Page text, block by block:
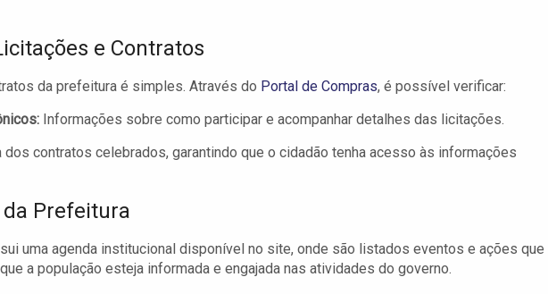
e Contratos
da prefeitura é simples. Através do Portal de Compras, é possível verificar:
Informações sobre como participar e acompanhar detalhes das licitações.
dos contratos celebrados, garantindo que o cidadão tenha acesso às informações
Prefeitura
uma agenda institucional disponível no site, onde são listados eventos e ações que
a população esteja informada e engajada nas atividades do governo.